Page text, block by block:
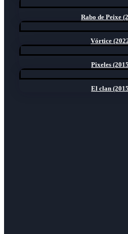
Rabo de Peixe
Vórtice
Pixeles
El clan